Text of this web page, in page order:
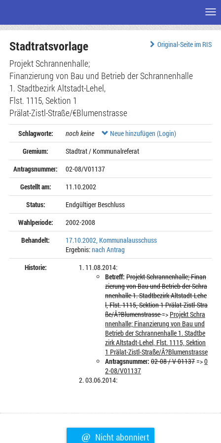
Seiteninhalt
Original-Seite im RIS
Stadtratsvorlage
Projekt Schrannenhalle;
Finanzierung von Bau und Betrieb der Schrannenhalle
1. Stadtbezirk Altstadt-Lehel,
Flst. 1115, Sektion 1
Prälat-Zistl-Straße/€Blumenstrasse
Schlagworte: noch keine
Neue hinzufügen (Login)
Gremium:
Stadtrat / Kommunalreferat
Antragsnummer:
02-08/V01137
Gestellt am:
11.10.2002
Status:
Endgültiger Beschluss
Wahlperiode:
2002-2008
Behandelt:
17.10.2002, Kommunalausschuss
Ergebnis:nach Antrag
Historie:
11.08.2014:
Betreff: Projekt Schrannenhalle; Finan
zierung von Bau und Betrieb der Schra
nnenhalle 1. Stadtbezirk Altstadt-Lehe
l, Flst. 1115, Sektion 1 Prälat-Zistl-Stra
ße/Â?Blumenstrasse=> Projekt Schra
nnenhalle; Finanzierung von Bau und
Betrieb der Schrannenhalle 1. Stadtbe
zirk Altstadt-Lehel, Flst. 1115, Sektion
1 Prälat-Zistl-Straße/Â?Blumenstrasse
Antragsnummer: 02-08 / V 01137=>0
2-08/V01137
03.06.2014:
@ Nicht abonniert